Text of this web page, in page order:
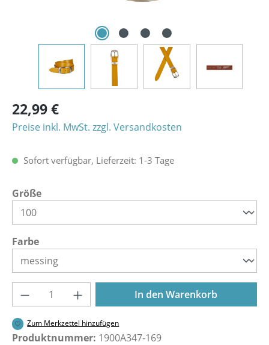
22,99 €
Preise inkl. MwSt. zzgl. Versandkosten
Sofort verfügbar, Lieferzeit: 1-3 Tage
Größeauswählen
Farbeauswählen
Produkt Anzahl: Gib den gewünschten
In den Warenkorb
Zum Merkzettel hinzufügen
Produktnummer: 1900A347-169